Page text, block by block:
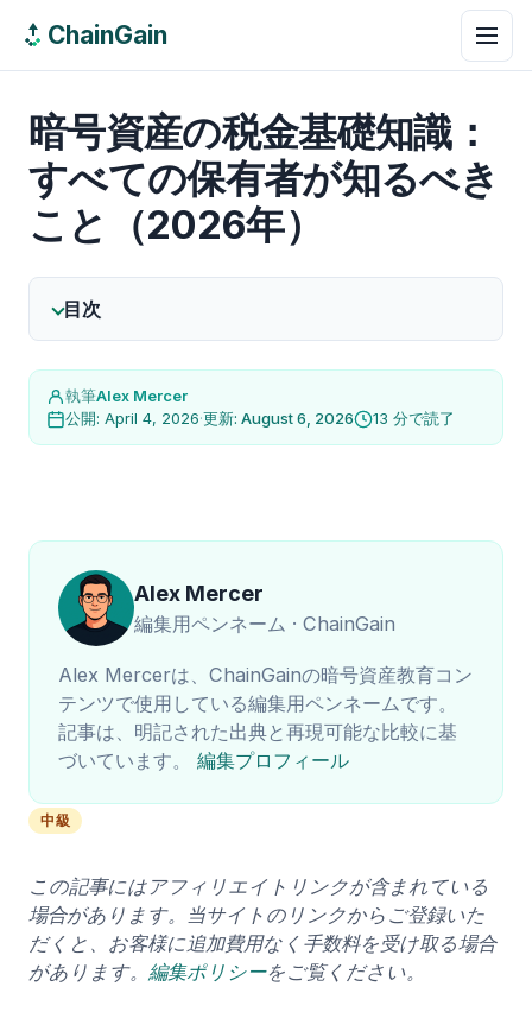
ChainGain
暗号資産の税金基礎知識：
すべての保有者が知るべき
こと（2026年）
目次
執筆Alex Mercer
公開: April 4, 2026·更新: August 6, 2026 13 分で読了
Alex Mercer
編集用ペンネーム · ChainGain
Alex Mercerは、ChainGainの暗号資産教育コン
テンツで使用している編集用ペンネームです。
記事は、明記された出典と再現可能な比較に基
づいています。 編集プロフィール
中級
この記事にはアフィリエイトリンクが含まれている
場合があります。当サイトのリンクからご登録いた
だくと、お客様に追加費用なく手数料を受け取る場合
があります。 編集ポリシーをご覧ください。